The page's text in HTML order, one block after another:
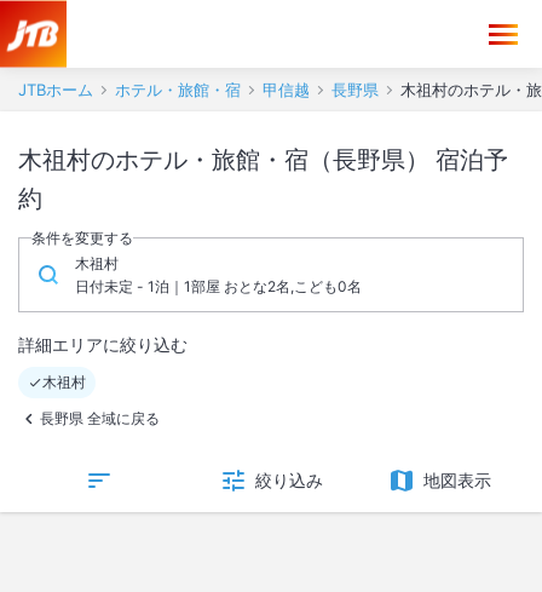
JTBホーム ホテル・旅館・宿 甲信越 長野県 木祖村のホテル・
木祖村のホテル・旅館・宿（長野県） 宿泊予
約
条件を変更する
木祖村
日付未定 - 1泊｜1部屋 おとな2名,こども0名
詳細エリアに絞り込む
木祖村
長野県 全域に戻る
絞り込み 地図表示